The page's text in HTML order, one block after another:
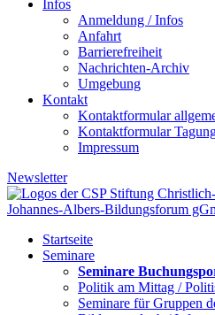
Infos
Anmeldung / Infos
Anfahrt
Barrierefreiheit
Nachrichten-Archiv
Umgebung
Kontakt
Kontaktformular
Kontaktformular
Impressum
Newsletter
Startseite
Seminare
Seminare
Politik am Mittag /
Seminare für Gruppen